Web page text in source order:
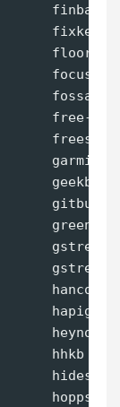
finbar
floorp
fossa
free-
garmin-
hhkb
hides